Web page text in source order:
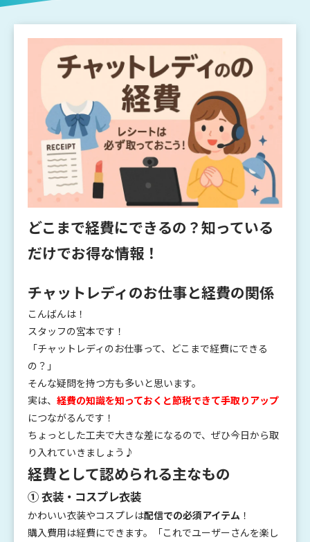
どこまで経費にできるの？知っている
だけでお得な情報！
チャットレディのお仕事と経費の関係
こんばんは！
スタッフの宮本です！
「チャットレディのお仕事って、どこまで経費にできる
の？」
そんな疑問を持つ方も多いと思います。
実は、 経費の知識を知っておくと節税できて手取りアップ
につながるんです！
ちょっとした工夫で大きな差になるので、ぜひ今日から取
り入れていきましょう♪
経費として認められる主なもの
① 衣装・コスプレ衣装
かわいい衣装やコスプレは配信での必須アイテム ！
購入費用は経費にできます。「これでユーザーさんを楽し